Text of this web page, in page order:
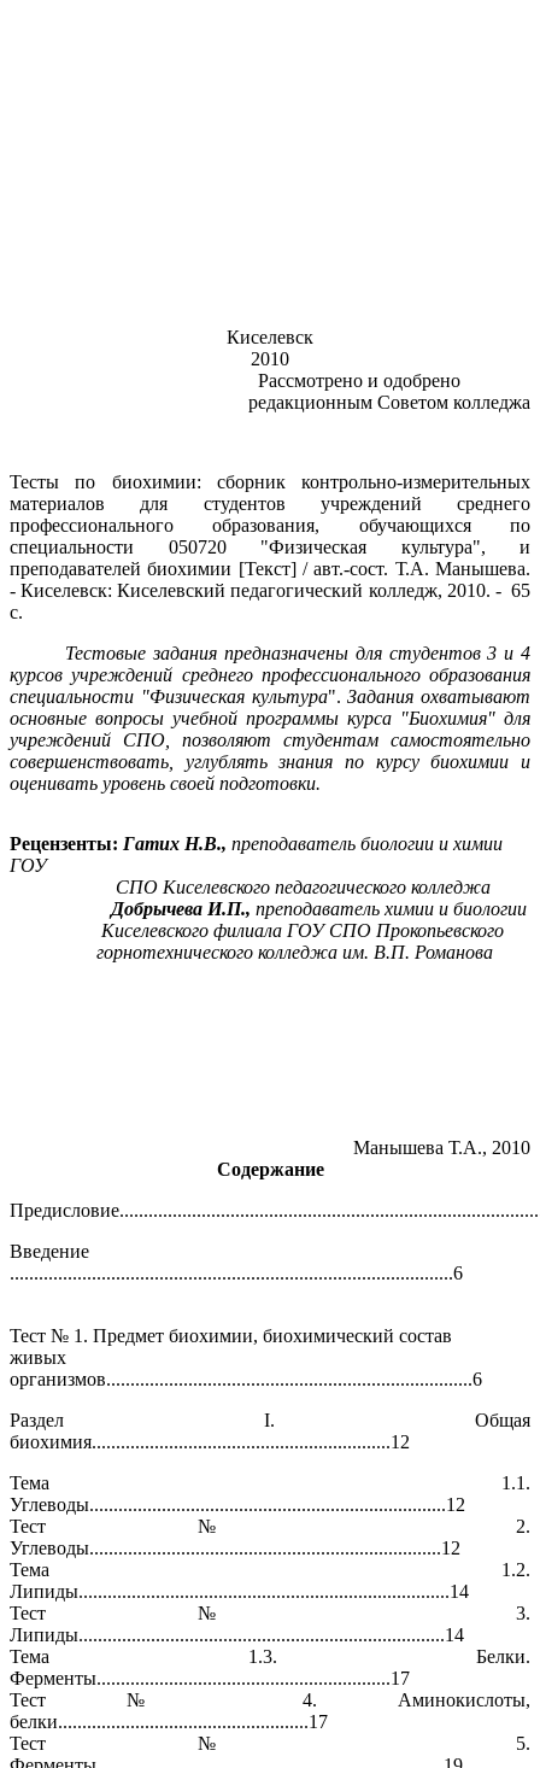
Киселевск
2010
Рассмотрено и одобрено
редакционным Советом колледжа
Тесты по биохимии: сборник контрольно-измерительных
материалов для студентов учреждений среднего
профессионального образования, обучающихся по
специальности 050720 "Физическая культура", и
преподавателей биохимии [Текст] / авт.-сост. Т.А. Манышева.
- Киселевск: Киселевский педагогический колледж, 2010. - 65
с.
Тестовые задания предназначены для студентов 3 и 4
курсов учреждений среднего профессионального образования
специальности "Физическая культура".Задания охватывают
основные вопросы учебной программы курса "Биохимия" для
учреждений СПО, позволяют студентам самостоятельно
совершенствовать, углублять знания по курсу биохимии и
оценивать уровень своей подготовки.
Рецензенты: Гатих Н.В., преподаватель биологии и химии
ГОУ
СПО Киселевского педагогического колледжа
Добрычева И.П., преподаватель химии и биологии
Киселевского филиала ГОУ СПО Прокопьевского
горнотехнического колледжа им. В.П. Романова
Манышева Т.А., 2010
Содержание
Введение
............................................................................................6
Тест № 1. Предмет биохимии, биохимический состав
живых
организмов............................................................................6
Раздел I. Общая
биохимия..............................................................12
Тема 1.1.
Углеводы..........................................................................12
Тест № 2.
Углеводы.........................................................................12
Тема 1.2.
Липиды.............................................................................14
Тест № 3.
Липиды............................................................................14
Тема 1.3. Белки.
Ферменты.............................................................17
Тест № 4. Аминокислоты,
белки....................................................17
Тест № 5.